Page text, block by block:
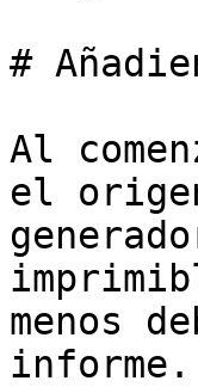
#
Al
el
menos
informe.